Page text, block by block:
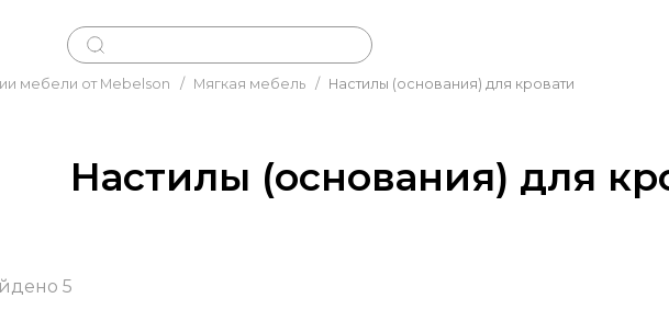
мебели от Mebelson / Мягкая мебель / Настилы (основания) для кровати
Настилы (основания) для
5